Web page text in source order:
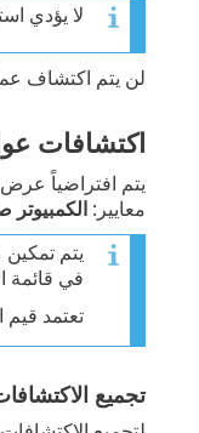
لا يؤدي
لن يتم اكتشاف
اكتشافات
يتم افتراضياً عرض
معايير:
يتم تمكين
في قائمة
تعتمد قيم
تجميع